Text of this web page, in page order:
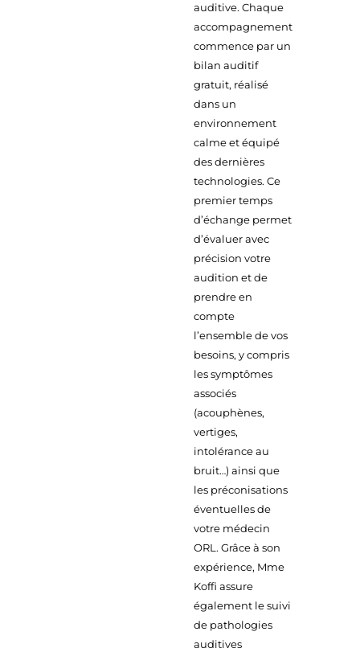
auditive. Chaque
accompagnement
commence par un
bilan auditif
gratuit, réalisé
dans un
environnement
calme et équipé
des dernières
technologies. Ce
premier temps
d’échange permet
d’évaluer avec
précision votre
audition et de
prendre en
compte
l’ensemble de vos
besoins, y compris
les symptômes
associés
(acouphènes,
vertiges,
intolérance au
bruit…) ainsi que
les préconisations
éventuelles de
votre médecin
ORL. Grâce à son
expérience, Mme
Koffi assure
également le suivi
de pathologies
auditives